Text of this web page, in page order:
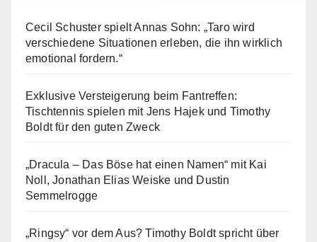
Cecil Schuster spielt Annas Sohn: „Taro wird
verschiedene Situationen erleben, die ihn wirklich
emotional fordern.“
Exklusive Versteigerung beim Fantreffen:
Tischtennis spielen mit Jens Hajek und Timothy
Boldt für den guten Zweck
„Dracula – Das Böse hat einen Namen“ mit Kai
Noll, Jonathan Elias Weiske und Dustin
Semmelrogge
„Ringsy“ vor dem Aus? Timothy Boldt spricht über